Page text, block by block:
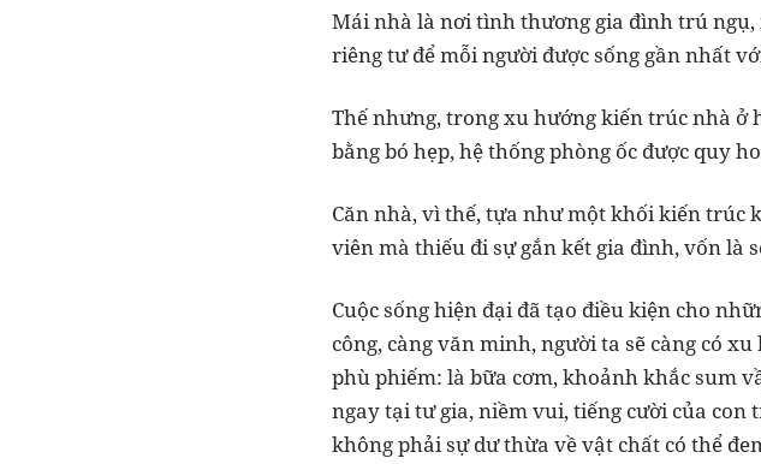
Mái nhà là nơi tình thương gia đình trú ngụ,
riêng tư để mỗi người được sống gần nhất
Thế nhưng, trong xu hướng kiến trúc nhà ở
bằng bó hẹp, hệ thống phòng ốc được quy
Căn nhà, vì thế, tựa như một khối kiến trúc
viên mà thiếu đi sự gắn kết gia đình, vốn là
Cuộc sống hiện đại đã tạo điều kiện cho
công, càng văn minh, người ta sẽ càng có
phù phiếm: là bữa cơm, khoảnh khắc sum
ngay tại tư gia, niềm vui, tiếng cười của
không phải sự dư thừa về vật chất có thể